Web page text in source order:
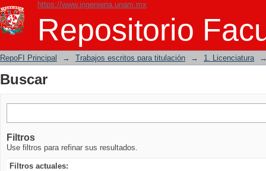
https://www.ingenieria.unam.mx
Repositorio
Buscar
RepoFI Principal → Trabajos escritos para titulación → 1. Licenciatura
Buscar
Filtros
Use filtros para refinar sus resultados.
Filtros actuales: